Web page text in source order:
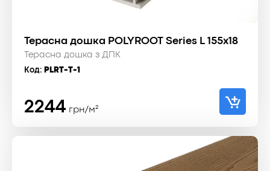
Терасна дошка POLYROOT Series L 155x18
Терасна дошка з ДПК
Код: PLRT-T-1
2244 грн/м²